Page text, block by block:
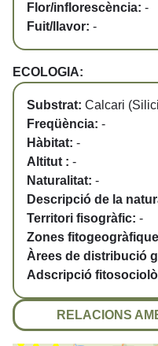
Flor/inflorescència: -
Fuit/llavor: -
ECOLOGIA:
Substrat: Calcari
Freqüència: -
Hàbitat: -
Altitut : -
Naturalitat: -
Descripció de la
Territori fisogràfic: -
Zones
Àrees de distribució
Adscripció
RELACIONS